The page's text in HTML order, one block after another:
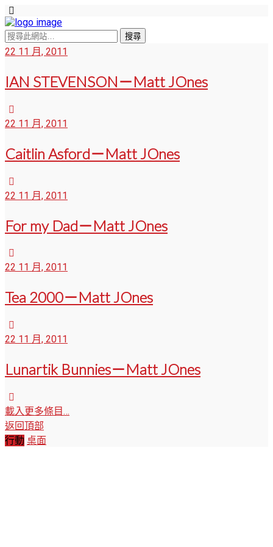
22 11 月, 2011
IAN STEVENSON－Matt JOnes
22 11 月, 2011
Caitlin Asford－Matt JOnes
22 11 月, 2011
For my Dad－Matt JOnes
22 11 月, 2011
Tea 2000－Matt JOnes
22 11 月, 2011
Lunartik Bunnies－Matt JOnes
載入更多條目…
返回頂部
行動 桌面